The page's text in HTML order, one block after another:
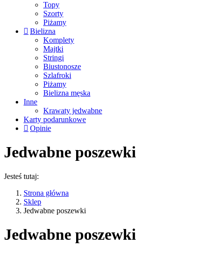
Topy
Szorty
Piżamy
Bielizna
Komplety
Majtki
Stringi
Biustonosze
Szlafroki
Piżamy
Bielizna męska
Inne
Krawaty jedwabne
Karty podarunkowe
Opinie
Jedwabne poszewki
Jesteś tutaj:
Strona główna
Sklep
Jedwabne poszewki
Jedwabne poszewki